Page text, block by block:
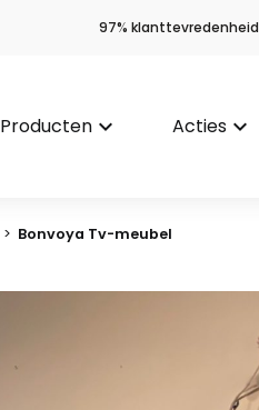
97% klanttevredenheid
Producten keyboard_arrow_down Acties keyboard_arrow_down
> Bonvoya Tv-meubel